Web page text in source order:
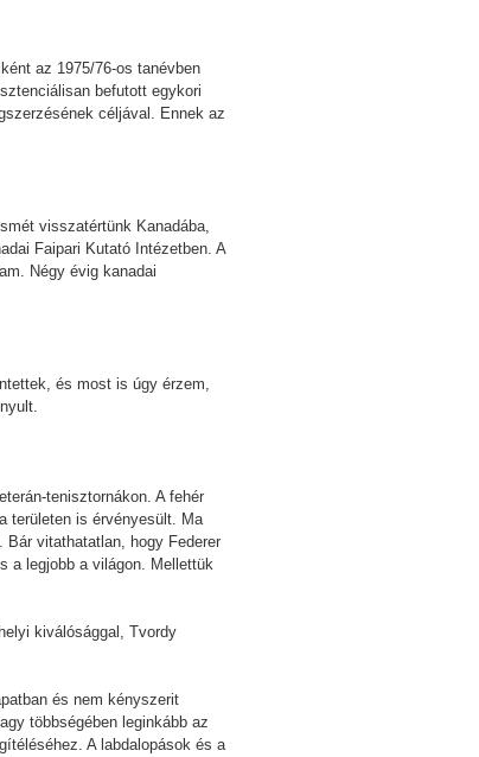
az 1975/76-os tanévben
befutott egykori
céljával. Ennek az
visszatértünk Kanadába,
Faipari Kutató Intézetben. A
Négy évig kanadai
és most is úgy érzem,
tenisztornákon. A fehér
területen is érvényesült. Ma
vitathatatlan, hogy Federer
a legjobb a világon. Mellettük
kiválósággal, Tvordy
és nem kényszerit
többségében leginkább az
A labdalopások és a